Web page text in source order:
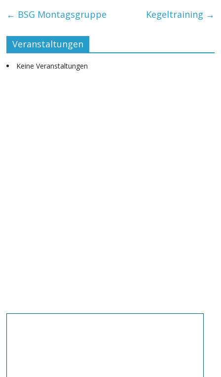
o
o
k
A
p
p
← BSG Montagsgruppe Kegeltraining →
Veranstaltungen
Keine Veranstaltungen